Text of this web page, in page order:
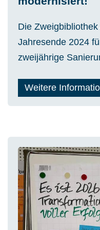
Die
Jahresende 2024
zweijährige
Weitere